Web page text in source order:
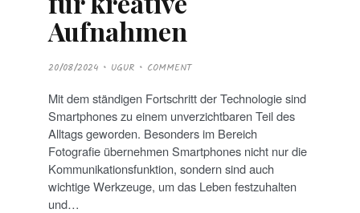
Aufnahmen
P
O
T
E
D
O
N
20/08/2024 UGUR COMMENT
Mit dem ständigen Fortschritt der Technologie sind
Smartphones zu einem unverzichtbaren Teil des
Alltags geworden. Besonders im Bereich
Fotografie übernehmen Smartphones nicht nur die
Kommunikationsfunktion, sondern sind auch
wichtige Werkzeuge, um das Leben festzuhalten
und…